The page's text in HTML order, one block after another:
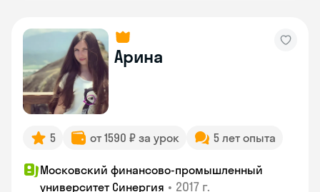
Арина
5 от 1590 ₽ за урок 5 лет опыта
Московский финансово-промышленный
университет Синергия • 2017 г.